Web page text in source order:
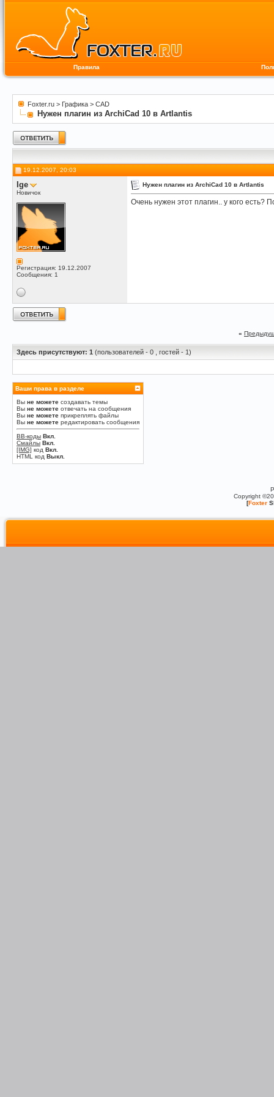
Правила
Foxter.ru > Графика > CAD
Нужен плагин из ArchiCad 10 в Artlantis
19.12.2007, 20:03
Ige
Новичок
Регистрация: 19.12.2007
Сообщения: 1
Нужен плагин из ArchiCad 10 в Artlantis
Очень нужен этот плагин.. у кого есть?
«
Здесь присутствуют: 1 (пользователей - 0 , гостей - 1)
Ваши права в разделе
Вы не можете создавать темы
Вы не можете отвечать на сообщения
Вы не можете прикреплять файлы
Вы не можете редактировать сообщения
BB-коды Вкл.
Смайлы Вкл.
[IMG] код Вкл.
HTML код Выкл.
Copyright
[Foxter